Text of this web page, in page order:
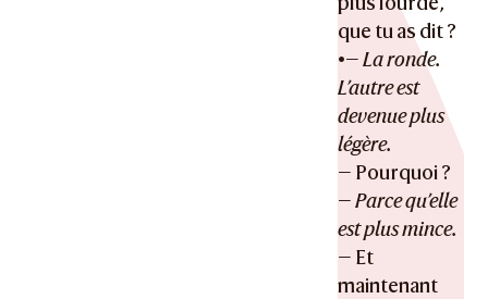
que tu as dit ?
•—La ronde.
L’autre est
devenue plus
légère.
— Pourquoi ?
—Parce qu’elle
est plus mince.
— Et
maintenant